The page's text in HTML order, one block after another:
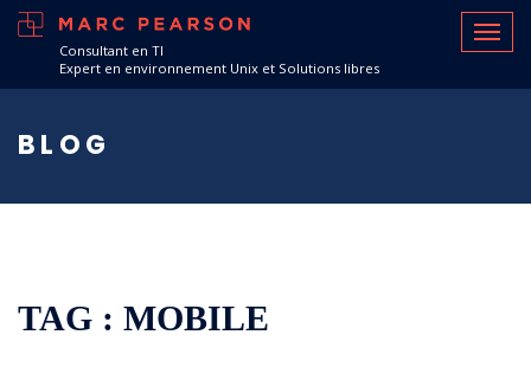
Consultant en TI
Expert en environnement Unix et Solutions libres
BLOG
TAG : MOBILE